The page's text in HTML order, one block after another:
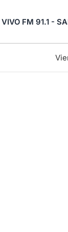
VIVO FM 91.1 -